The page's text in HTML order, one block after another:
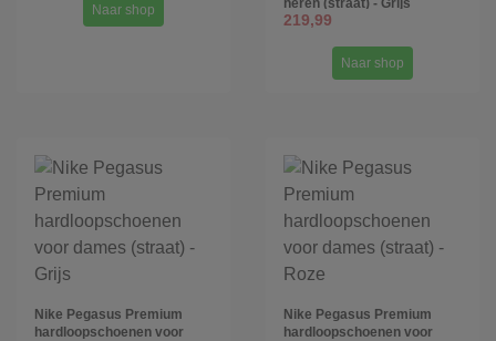
Naar shop heren (straat) - Grijs
219,99
Naar shop
Nike Pegasus Premium
hardloopschoenen voor
Nike Pegasus Premium
hardloopschoenen voor